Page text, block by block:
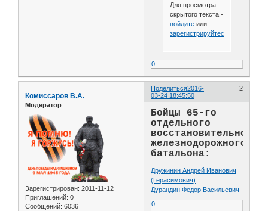
Для просмотра
скрытого текста -
войдитеили
зарегистрируйтесь
0
Поделиться 2
2016-
03-24 18:45:50
Комиссаров В.А.
Модератор
Зарегистрирован: 2011-11-12
Приглашений: 0
Сообщений: 6036
Бойцы 65-го
отдельного
восстановительного
железнодорожного
батальона:
Дружинин Андрей Иванович
(Герасимович)
Дурандин Федор Васильевич
0